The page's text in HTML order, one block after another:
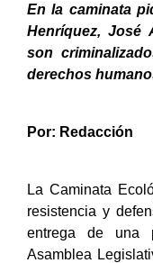
En la caminata
Henríquez, José
son
derechos
Por: Redacción
La Caminata
resistencia y
entrega de una
Asamblea